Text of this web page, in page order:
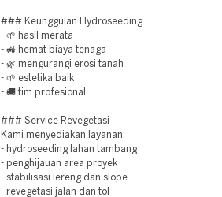
### Keunggulan Hydroseeding
- 🌱 hasil merata
- 🚜 hemat biaya tenaga
- 🌿 mengurangi erosi tanah
- 🌱 estetika baik
- 🚚 tim profesional
### Service Revegetasi
Kami menyediakan layanan:
- hydroseeding lahan tambang
- penghijauan area proyek
- stabilisasi lereng dan slope
- revegetasi jalan dan tol